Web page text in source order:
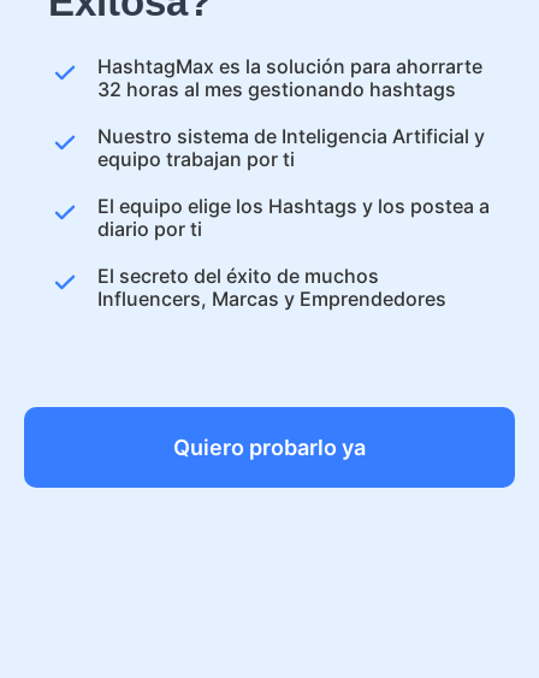
HashtagMax es la solución para ahorrarte
32 horas al mes gestionando hashtags
Nuestro sistema de Inteligencia Artificial y
equipo trabajan por ti
El equipo elige los Hashtags y los postea a
diario por ti
El secreto del éxito de muchos
Influencers, Marcas y Emprendedores
Quiero probarlo ya